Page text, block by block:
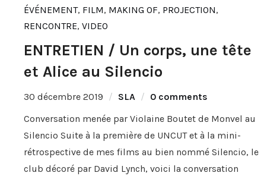
ÉVÉNEMENT, FILM, MAKING OF, PROJECTION,
RENCONTRE,VIDEO
ENTRETIEN / Un corps, une tête
et Alice au Silencio
30 décembre 2019 SLA
0 comments
Conversation menée par Violaine Boutet de Monvel au
Silencio Suite à la première de UNCUT et à la mini-
rétrospective de mes films au bien nommé Silencio, le
club décoré par David Lynch, voici la conversation